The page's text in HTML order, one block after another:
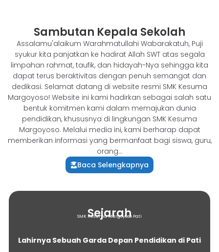
Sambutan Kepala Sekolah
Assalamu'alaikum Warahmatullahi Wabarakatuh, Puji
syukur kita panjatkan ke hadirat Allah SWT atas segala
limpahan rahmat, taufik, dan hidayah-Nya sehingga kita
dapat terus beraktivitas dengan penuh semangat dan
dedikasi. Selamat datang di website resmi SMK Kesuma
Margoyoso! Website ini kami hadirkan sebagai salah satu
bentuk komitmen kami dalam memajukan dunia
pendidikan, khususnya di lingkungan SMK Kesuma
Margoyoso. Melalui media ini, kami berharap dapat
memberikan informasi yang bermanfaat bagi siswa, guru,
orang...
Baca Selengkapnya
Sejarah
SMK Kesuma Margoyoso Pati
Lahirnya Sebuah Garda Depan Pendidikan di Pati